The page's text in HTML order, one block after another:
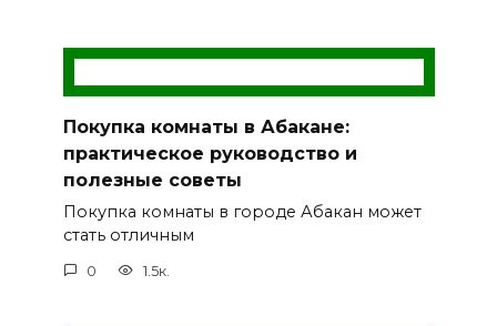
Покупка комнаты в Абакане:
практическое руководство и
полезные советы
Покупка комнаты в городе Абакан может
стать отличным
0 1.5к.